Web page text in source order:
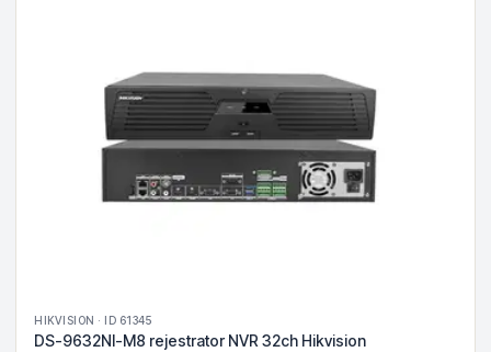
HIKVISION · ID 61345
DS-9632NI-M8 rejestrator NVR 32ch Hikvision